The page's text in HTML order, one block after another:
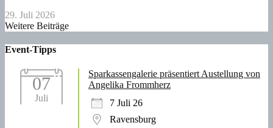
29. Juli 2026
Weitere Beiträge
Event-Tipps
07
Juli
Sparkassengalerie präsentiert Austellung von
Angelika Frommherz
7 Juli 26
Ravensburg